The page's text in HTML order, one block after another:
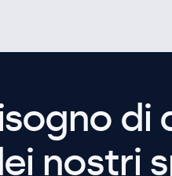
di
nostri